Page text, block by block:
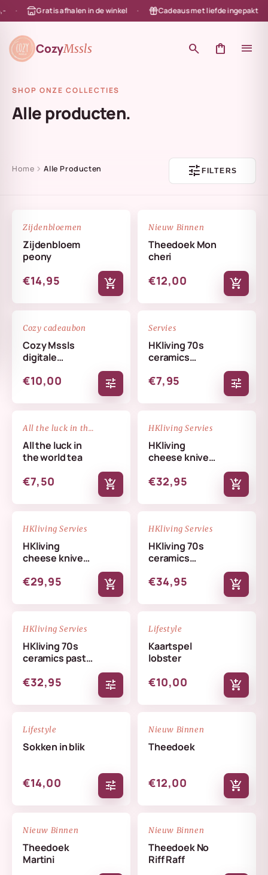
naar de content
Gratis afhalen in de winkel Cadeaus met liefde ingepakt
CozyMssls search shopping_bag menu
SHOP ONZE COLLECTIES
Alle producten.
Home chevron_rightAlle Producten tuneFILTERS
Zijdenbloemen
Zijdenbloem
peony
€14,95 add_shopping_cart
NIEUW
Nieuw Binnen
Theedoek Mon
cheri
€12,00 add_shopping_cart
Cozy cadeaubon
Cozy Mssls
digitale
Alleen online te
€10,00 tune
Servies
HKliving 70s
ceramics
€7,95 tune
All the luck in the world
All the luck in
the world tea
€7,50 add_shopping_cart
NIEUW
HKliving Servies
HKliving
cheese knives
€32,95 add_shopping_cart
NIEUW
HKliving Servies
HKliving
cheese knives
€29,95 add_shopping_cart
NIEUW
HKliving Servies
HKliving 70s
ceramics
skyline
€34,95 add_shopping_cart
NIEUW
HKliving Servies
HKliving 70s
ceramics pasta
€32,95 tune
NIEUW
Lifestyle
Kaartspel
lobster
€10,00 add_shopping_cart
NIEUW
Lifestyle
Sokken in blik
€14,00 tune
NIEUW
Nieuw Binnen
Theedoek
€12,00 add_shopping_cart
NIEUW
Nieuw Binnen
Theedoek
Martini
NIEUW
Nieuw Binnen
Theedoek No
Riff Raff